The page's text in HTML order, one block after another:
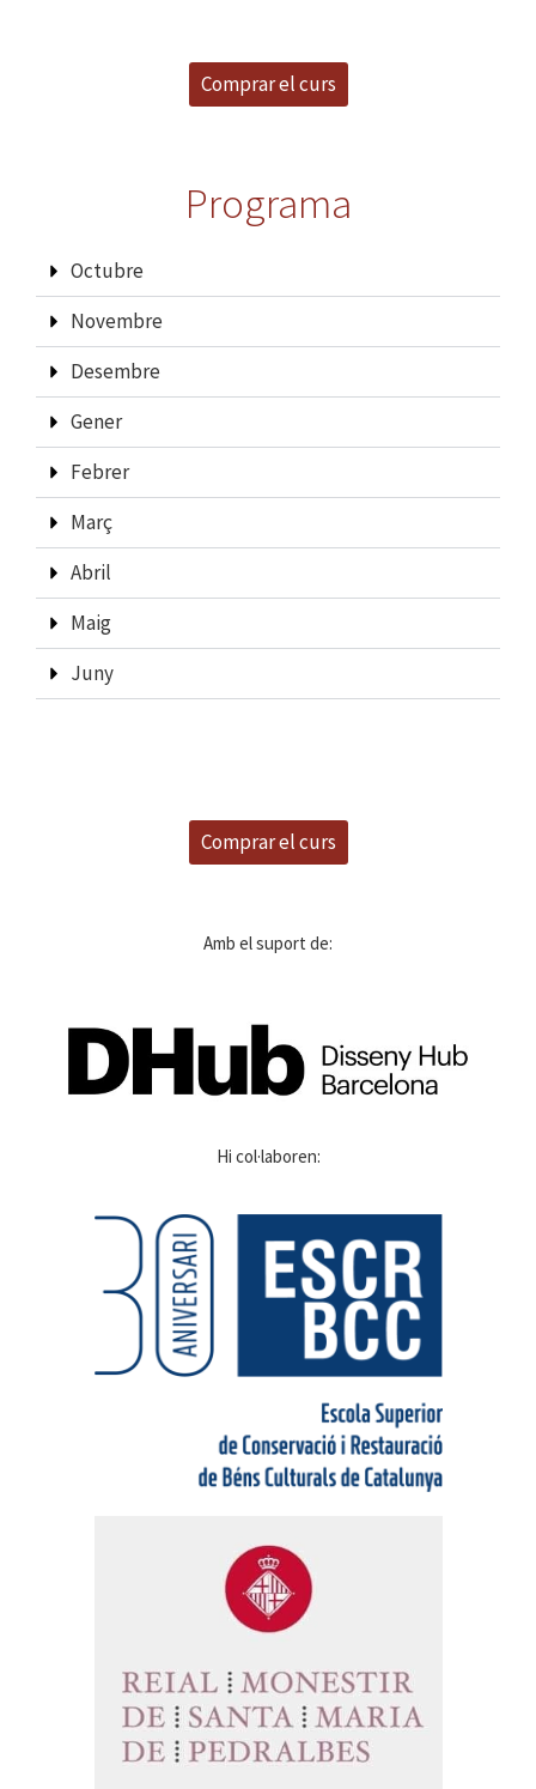
Comprar el curs
Programa
Octubre
Novembre
Desembre
Gener
Febrer
Març
Abril
Maig
Juny
Comprar el curs
Amb el suport de:
Hi col·laboren: